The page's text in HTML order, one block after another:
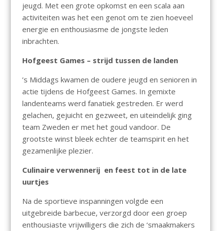
jeugd. Met een grote opkomst en een scala aan
activiteiten was het een genot om te zien hoeveel
energie en enthousiasme de jongste leden
inbrachten.
Hofgeest Games – strijd tussen de landen
’s Middags kwamen de oudere jeugd en senioren in
actie tijdens de Hofgeest Games. In gemixte
landenteams werd fanatiek gestreden. Er werd
gelachen, gejuicht en gezweet, en uiteindelijk ging
team Zweden er met het goud vandoor. De
grootste winst bleek echter de teamspirit en het
gezamenlijke plezier.
Culinaire verwennerij en feest tot in de late
uurtjes
Na de sportieve inspanningen volgde een
uitgebreide barbecue, verzorgd door een groep
enthousiaste vrijwilligers die zich de ‘smaakmakers